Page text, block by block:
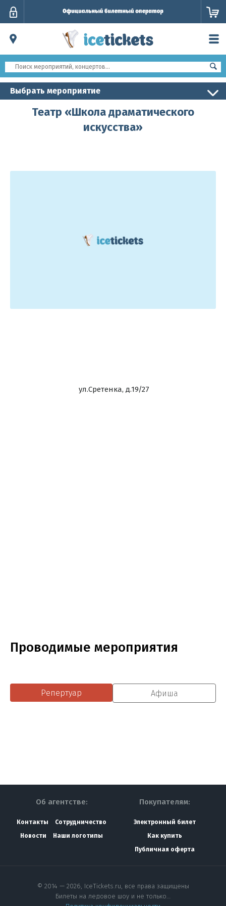
Выбрать мероприятие
Театр «Школа драматического
искусства»
ул.Сретенка, д.19/27
Проводимые мероприятия
Репертуар Афиша
Об агентстве:
Контакты
Сотрудничество
Новости
Наши логотипы
Покупателям:
Электронный билет
Как купить
Публичная оферта
© 2014 — 2026, IceTickets.ru, все права защищены
Билеты на ледовое шоу и не только…